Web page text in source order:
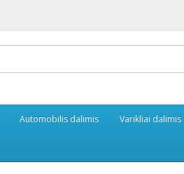
Automobilis dalimis Varikliai dalimis